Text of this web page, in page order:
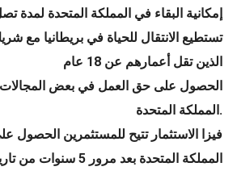
إمكانية البقاء في المملكة المتحدة لمدة تصل إلى
تستطيع الانتقال للحياة في بريطانيا مع
الذين تقل أعمارهم عن 18 عام
الحصول على حق العمل في بعض
المملكة المتحدة.
فيزا الاستثمار تتيح للمستثمرين الحصول
المملكة المتحدة بعد